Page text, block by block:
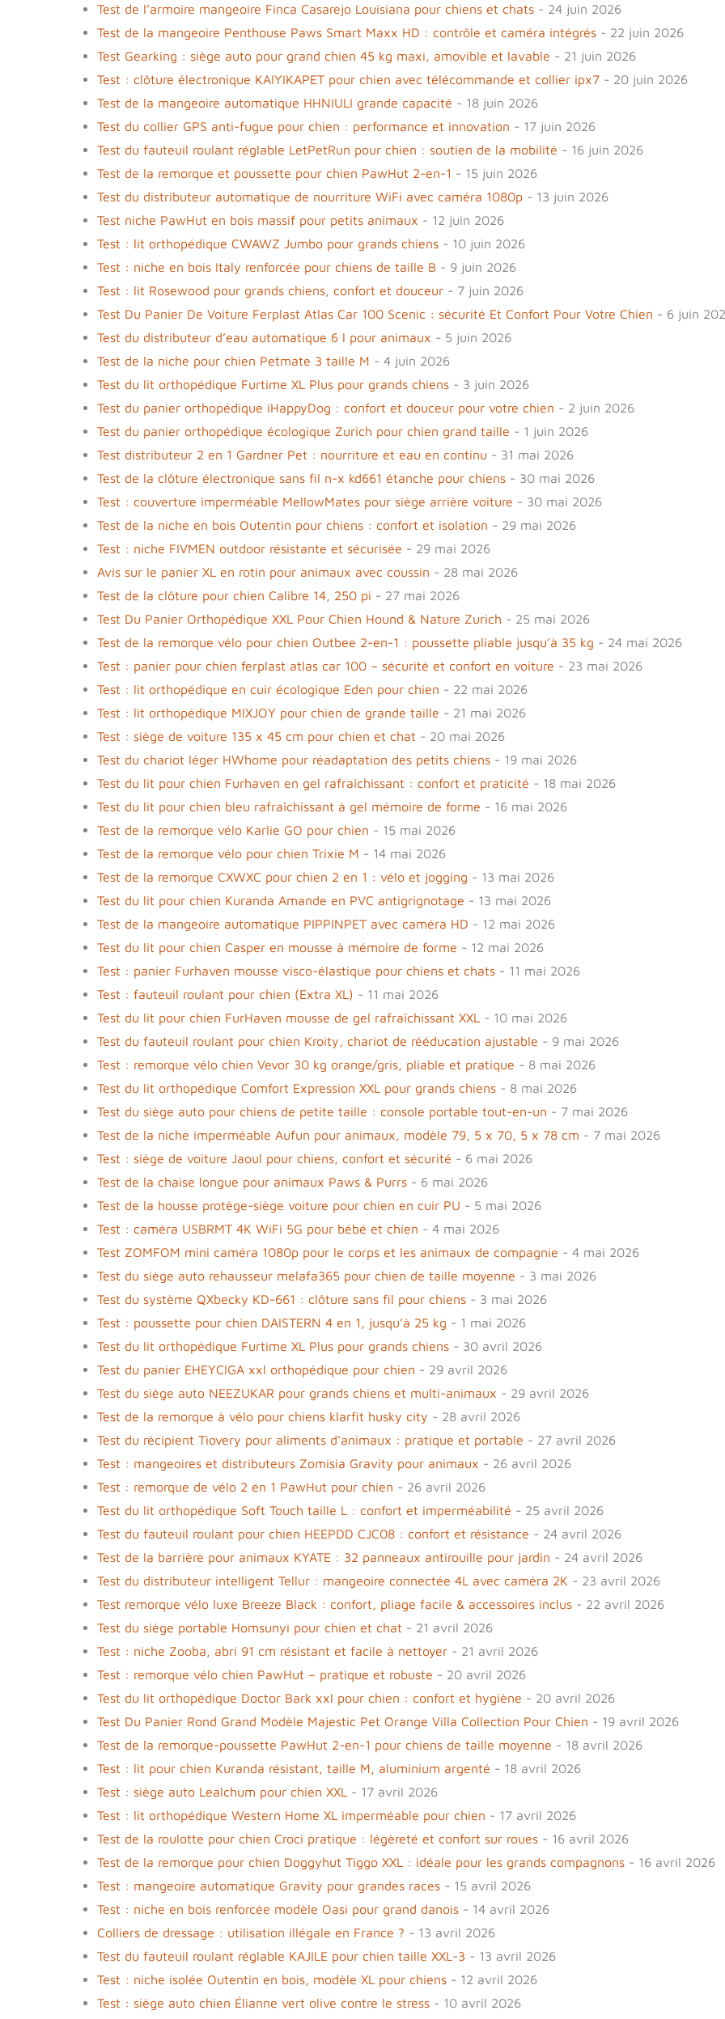
Test de l’armoire mangeoire Finca Casarejo Louisiana pour chiens et chats - 24 juin 2026
Test de la mangeoire Penthouse Paws Smart Maxx HD : contrôle et caméra intégrés - 22 juin 2026
Test Gearking : siège auto pour grand chien 45 kg maxi, amovible et lavable - 21 juin 2026
Test : clôture électronique KAIYIKAPET pour chien avec télécommande et collier ipx7 - 20 juin 2026
Test de la mangeoire automatique HHNIULI grande capacité - 18 juin 2026
Test du collier GPS anti-fugue pour chien : performance et innovation - 17 juin 2026
Test du fauteuil roulant réglable LetPetRun pour chien : soutien de la mobilité - 16 juin 2026
Test de la remorque et poussette pour chien PawHut 2-en-1 - 15 juin 2026
Test du distributeur automatique de nourriture WiFi avec caméra 1080p - 13 juin 2026
Test niche PawHut en bois massif pour petits animaux - 12 juin 2026
Test : lit orthopédique CWAWZ Jumbo pour grands chiens - 10 juin 2026
Test : niche en bois Italy renforcée pour chiens de taille B - 9 juin 2026
Test : lit Rosewood pour grands chiens, confort et douceur - 7 juin 2026
Test Du Panier De Voiture Ferplast Atlas Car 100 Scenic : sécurité Et Confort Pour Votre Chien - 6 juin
Test du distributeur d’eau automatique 6 l pour animaux - 5 juin 2026
Test de la niche pour chien Petmate 3 taille M - 4 juin 2026
Test du lit orthopédique Furtime XL Plus pour grands chiens - 3 juin 2026
Test du panier orthopédique iHappyDog : confort et douceur pour votre chien - 2 juin 2026
Test du panier orthopédique écologique Zurich pour chien grand taille - 1 juin 2026
Test distributeur 2 en 1 Gardner Pet : nourriture et eau en continu - 31 mai 2026
Test de la clôture électronique sans fil n-x kd661 étanche pour chiens - 30 mai 2026
Test : couverture imperméable MellowMates pour siège arrière voiture - 30 mai 2026
Test de la niche en bois Outentin pour chiens : confort et isolation - 29 mai 2026
Test : niche FIVMEN outdoor résistante et sécurisée - 29 mai 2026
Avis sur le panier XL en rotin pour animaux avec coussin - 28 mai 2026
Test de la clôture pour chien Calibre 14, 250 pi - 27 mai 2026
Test Du Panier Orthopédique XXL Pour Chien Hound & Nature Zurich - 25 mai 2026
Test de la remorque vélo pour chien Outbee 2-en-1 : poussette pliable jusqu’à 35 kg - 24 mai 2026
Test : panier pour chien ferplast atlas car 100 – sécurité et confort en voiture - 23 mai 2026
Test : lit orthopédique en cuir écologique Eden pour chien - 22 mai 2026
Test : lit orthopédique MIXJOY pour chien de grande taille - 21 mai 2026
Test : siège de voiture 135 x 45 cm pour chien et chat - 20 mai 2026
Test du chariot léger HWhome pour réadaptation des petits chiens - 19 mai 2026
Test du lit pour chien Furhaven en gel rafraîchissant : confort et praticité - 18 mai 2026
Test du lit pour chien bleu rafraîchissant à gel mémoire de forme - 16 mai 2026
Test de la remorque vélo Karlie GO pour chien - 15 mai 2026
Test de la remorque vélo pour chien Trixie M - 14 mai 2026
Test de la remorque CXWXC pour chien 2 en 1 : vélo et jogging - 13 mai 2026
Test du lit pour chien Kuranda Amande en PVC antigrignotage - 13 mai 2026
Test de la mangeoire automatique PIPPINPET avec caméra HD - 12 mai 2026
Test du lit pour chien Casper en mousse à mémoire de forme - 12 mai 2026
Test : panier Furhaven mousse visco-élastique pour chiens et chats - 11 mai 2026
Test : fauteuil roulant pour chien (Extra XL) - 11 mai 2026
Test du lit pour chien FurHaven mousse de gel rafraîchissant XXL - 10 mai 2026
Test du fauteuil roulant pour chien Kroity, chariot de rééducation ajustable - 9 mai 2026
Test : remorque vélo chien Vevor 30 kg orange/gris, pliable et pratique - 8 mai 2026
Test du lit orthopédique Comfort Expression XXL pour grands chiens - 8 mai 2026
Test du siège auto pour chiens de petite taille : console portable tout-en-un - 7 mai 2026
Test de la niche imperméable Aufun pour animaux, modèle 79, 5 x 70, 5 x 78 cm - 7 mai 2026
Test : siège de voiture Jaoul pour chiens, confort et sécurité - 6 mai 2026
Test de la chaise longue pour animaux Paws & Purrs - 6 mai 2026
Test de la housse protège-siège voiture pour chien en cuir PU - 5 mai 2026
Test : caméra USBRMT 4K WiFi 5G pour bébé et chien - 4 mai 2026
Test ZOMFOM mini caméra 1080p pour le corps et les animaux de compagnie - 4 mai 2026
Test du siège auto rehausseur melafa365 pour chien de taille moyenne - 3 mai 2026
Test du système QXbecky KD-661 : clôture sans fil pour chiens - 3 mai 2026
Test : poussette pour chien DAISTERN 4 en 1, jusqu’à 25 kg - 1 mai 2026
Test du lit orthopédique Furtime XL Plus pour grands chiens - 30 avril 2026
Test du panier EHEYCIGA xxl orthopédique pour chien - 29 avril 2026
Test du siège auto NEEZUKAR pour grands chiens et multi-animaux - 29 avril 2026
Test de la remorque à vélo pour chiens klarfit husky city - 28 avril 2026
Test du récipient Tiovery pour aliments d’animaux : pratique et portable - 27 avril 2026
Test : mangeoires et distributeurs Zomisia Gravity pour animaux - 26 avril 2026
Test : remorque de vélo 2 en 1 PawHut pour chien - 26 avril 2026
Test du lit orthopédique Soft Touch taille L : confort et imperméabilité - 25 avril 2026
Test du fauteuil roulant pour chien HEEPDD CJC08 : confort et résistance - 24 avril 2026
Test de la barrière pour animaux KYATE : 32 panneaux antirouille pour jardin - 24 avril 2026
Test du distributeur intelligent Tellur : mangeoire connectée 4L avec caméra 2K - 23 avril 2026
Test remorque vélo luxe Breeze Black : confort, pliage facile & accessoires inclus - 22 avril 2026
Test du siège portable Homsunyi pour chien et chat - 21 avril 2026
Test : niche Zooba, abri 91 cm résistant et facile à nettoyer - 21 avril 2026
Test : remorque vélo chien PawHut – pratique et robuste - 20 avril 2026
Test du lit orthopédique Doctor Bark xxl pour chien : confort et hygiène - 20 avril 2026
Test Du Panier Rond Grand Modèle Majestic Pet Orange Villa Collection Pour Chien - 19 avril 2026
Test de la remorque-poussette PawHut 2-en-1 pour chiens de taille moyenne - 18 avril 2026
Test : lit pour chien Kuranda résistant, taille M, aluminium argenté - 18 avril 2026
Test : siège auto Lealchum pour chien XXL - 17 avril 2026
Test : lit orthopédique Western Home XL imperméable pour chien - 17 avril 2026
Test de la roulotte pour chien Croci pratique : légèreté et confort sur roues - 16 avril 2026
Test de la remorque pour chien Doggyhut Tiggo XXL : idéale pour les grands compagnons - 16 avril 2026
Test : mangeoire automatique Gravity pour grandes races - 15 avril 2026
Test : niche en bois renforcée modèle Oasi pour grand danois - 14 avril 2026
Colliers de dressage : utilisation illégale en France ? - 13 avril 2026
Test du fauteuil roulant réglable KAJILE pour chien taille XXL-3 - 13 avril 2026
Test : niche isolée Outentin en bois, modèle XL pour chiens - 12 avril 2026
Test : siège auto chien Élianne vert olive contre le stress - 10 avril 2026